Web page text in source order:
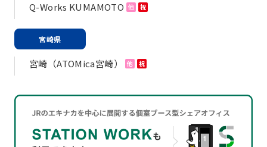
Q-Works KUMAMOTO 他 祝
宮崎県
宮崎（ATOMica宮崎） 他 祝